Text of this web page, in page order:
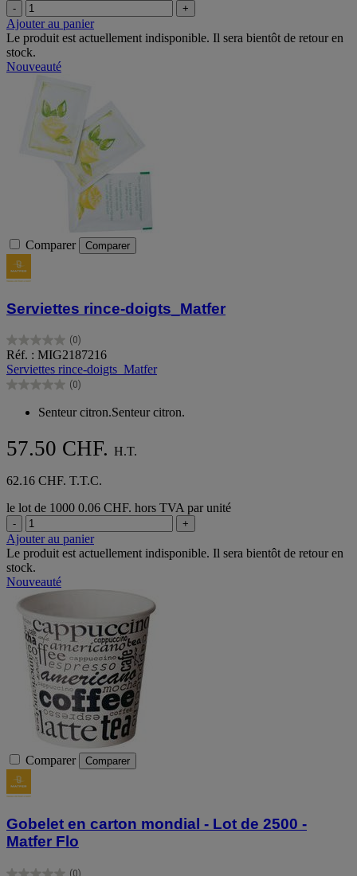
- +
Ajouter au panier
Le produit est actuellement indisponible. Il sera bientôt de retour en
stock.
Nouveauté
Comparer Comparer
Serviettes rince-doigts_Matfer
(0)
0.0
sur
5
étoiles.
Réf. : MIG2187216
Serviettes rince-doigts_Matfer
(0)
0.0
Senteur citron.Senteur citron.
57.50 CHF. H.T.
62.16 CHF. T.T.C.
le lot de 1000 0.06 CHF. hors TVA par unité
- +
Ajouter au panier
Le produit est actuellement indisponible. Il sera bientôt de retour en
stock.
Nouveauté
Comparer Comparer
Gobelet en carton mondial - Lot de 2500 -
Matfer Flo
(0)